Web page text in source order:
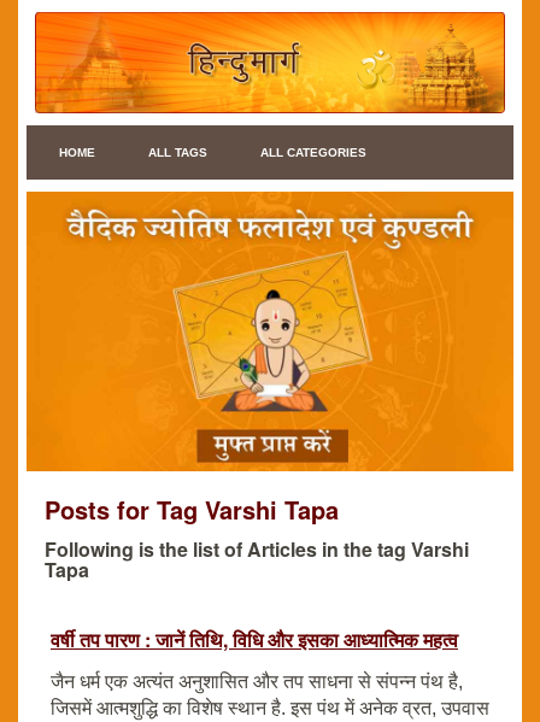
HOME ALL TAGS ALL CATEGORIES
Posts for Tag Varshi Tapa
Following is the list of Articles in the tag Varshi
Tapa
वर्षी तप पारण : जानें तिथि, विधि और इसका आध्यात्मिक महत्व
जैन धर्म एक अत्यंत अनुशासित और तप साधना से संपन्न पंथ है,
जिसमें आत्मशुद्धि का विशेष स्थान है. इस पंथ में अनेक व्रत, उपवास